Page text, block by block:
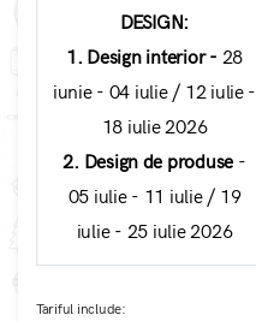
DESIGN:
1. Design interior - 28
iunie - 04 iulie / 12 iulie -
18 iulie 2026
2. Design de produse -
05 iulie - 11 iulie / 19
iulie - 25 iulie 2026
Tariful include: